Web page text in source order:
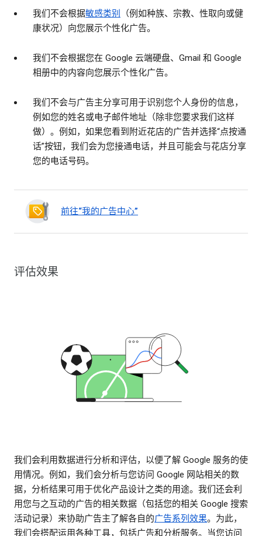
我们不会根据敏感类别
（例如种族、宗教、性取向或健
康状况）向您展示个性化广告。
我们不会根据您在 Google 云端硬盘、Gmail 和 Google
相册中的内容向您展示个性化广告。
我们不会与广告主分享可用于识别您个人身份的信息，
例如您的姓名或电子邮件地址（除非您要求我们这样
做）。例如，如果您看到附近花店的广告并选择“点按通
话”按钮，我们会为您接通电话，并且可能会与花店分享
您的电话号码。
前往“我的广告中心”
评估效果
我们会利用数据进行分析和评估，以便了解 Google 服务的使
用情况。例如，我们会分析与您访问 Google 网站相关的数
据，分析结果可用于优化产品设计之类的用途。我们还会利
用您与之互动的广告的相关数据（包括您的相关 Google 搜索
活动记录）来协助广告主了解各自的广告系列效果。为此，
我们会搭配运用各种工具，包括广告和分析服务。当您访问